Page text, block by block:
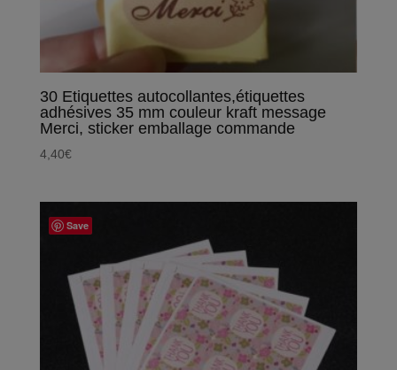
30 Etiquettes autocollantes,étiquettes
adhésives 35 mm couleur kraft message
Merci, sticker emballage commande
4,40€
Save